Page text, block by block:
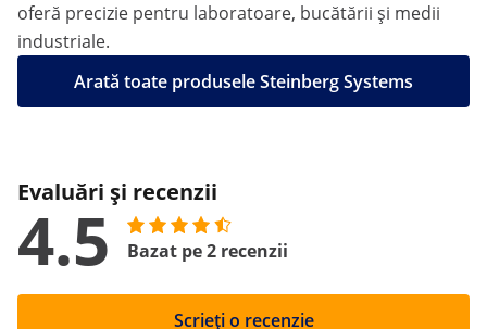
oferă precizie pentru laboratoare, bucătării și medii
industriale.
Arată toate produsele Steinberg Systems
Evaluări și recenzii
4.5 Bazat pe 2 recenzii
Scrieți o recenzie